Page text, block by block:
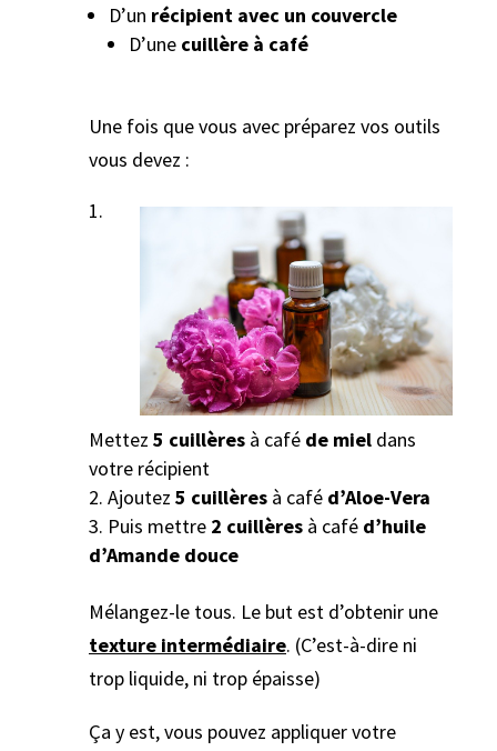
D’un récipient avec un couvercle
D’une cuillère à café
Une fois que vous avec préparez vos outils
vous devez :
Mettez 5 cuillères à café de miel dans
votre récipient
Ajoutez 5 cuillères à café d’Aloe-Vera
Puis mettre 2 cuillères à café d’huile
d’Amande douce
Mélangez-le tous. Le but est d’obtenir une
texture intermédiaire. (C’est-à-dire ni
trop liquide, ni trop épaisse)
Ça y est, vous pouvez appliquer votre